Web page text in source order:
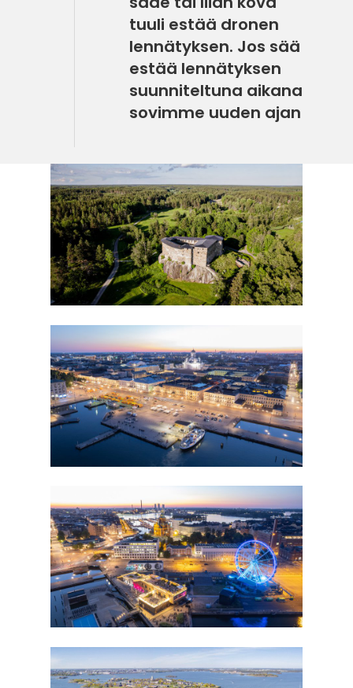
tuuli estää dronen
lennätyksen. Jos sää
estää lennätyksen
suunniteltuna aikana
sovimme uuden ajan